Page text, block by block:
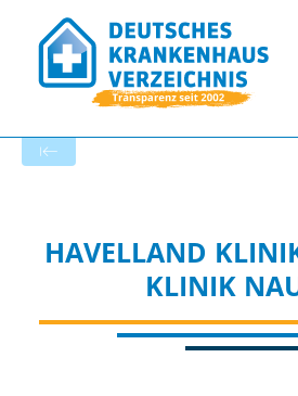
HAVELLAND
KLINIK